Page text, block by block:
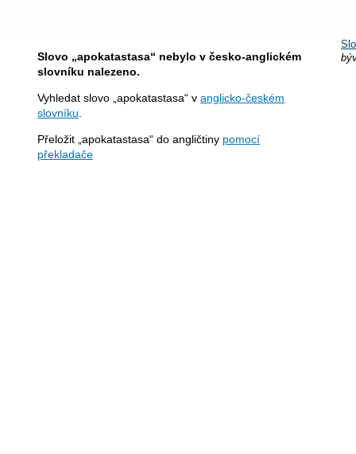
Slovo „apokatastasa“ nebylo v česko-anglickém
slovníku nalezeno.
Vyhledat slovo „apokatastasa“ v anglicko-českém
slovníku
Přeložit „apokatastasa“ do angličtiny pomocí
překladače